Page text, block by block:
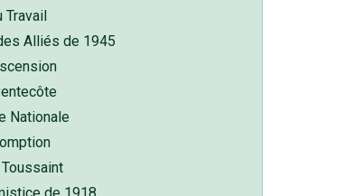
Travail
Alliés de 1945
Nationale
de 1918